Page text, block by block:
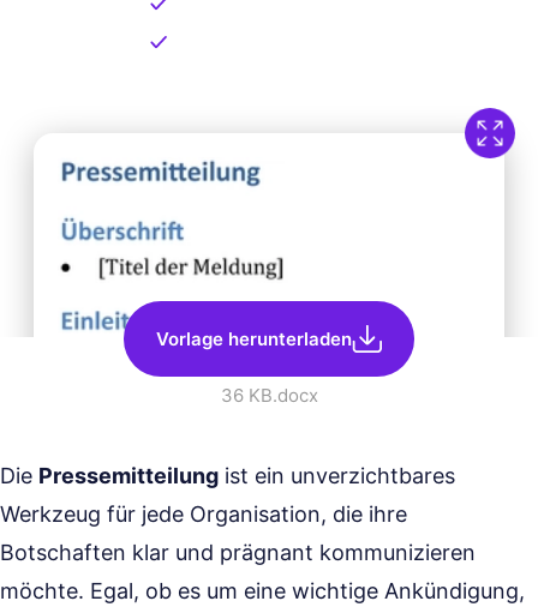
Vorlage herunterladen
36 KB.docx
Die Pressemitteilung ist ein unverzichtbares
Werkzeug für jede Organisation, die ihre
Botschaften klar und prägnant kommunizieren
möchte. Egal, ob es um eine wichtige Ankündigung,